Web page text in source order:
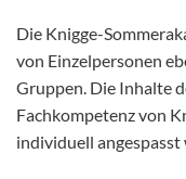
Die Knigge-
von Einzelpersonen
Gruppen. Die Inhalte
Fachkompetenz von
individuell angespasst